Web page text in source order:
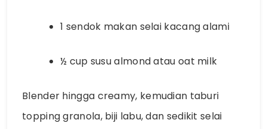
1 sendok makan selai kacang alami
½ cup susu almond atau oat milk
Blender hingga creamy, kemudian taburi
topping granola, biji labu, dan sedikit selai